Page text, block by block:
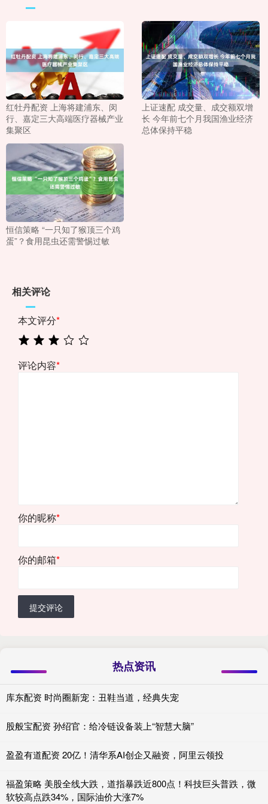
红牡丹配资 上海将建浦东、闵
行、嘉定三大高端医疗器械产业
集聚区
上证速配 成交量、成交额双增
长 今年前七个月我国渔业经济
总体保持平稳
恒信策略 “一只知了猴顶三个鸡
蛋”？食用昆虫还需警惕过敏
相关评论
本文评分*
评论内容*
你的昵称*
你的邮箱*
提交评论
热点资讯
库东配资 时尚圈新宠：丑鞋当道，经典失宠
股般宝配资 孙绍官：给冷链设备装上“智慧大脑”
盈盈有道配资 20亿！清华系AI创企又融资，阿里云领投
福盈策略 美股全线大跌，道指暴跌近800点！科技巨头普跌，微
软较高点跌34%，国际油价大涨7%